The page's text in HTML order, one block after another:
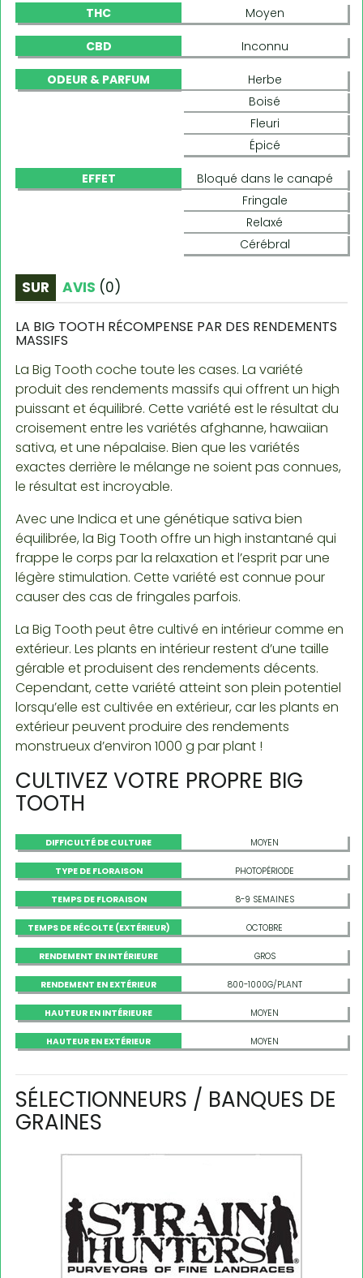
THC Moyen
CBD Inconnu
ODEUR & PARFUM
Herbe
Boisé
Fleuri
Épicé
EFFET
Bloqué dans le canapé
Fringale
Relaxé
Cérébral
SUR AVIS (0)
LA BIG TOOTH RÉCOMPENSE PAR DES RENDEMENTS
MASSIFS
La Big Tooth coche toute les cases. La variété
produit des rendements massifs qui offrent un high
puissant et équilibré. Cette variété est le résultat du
croisement entre les variétés afghanne, hawaiian
sativa, et une népalaise. Bien que les variétés
exactes derrière le mélange ne soient pas connues,
le résultat est incroyable.
Avec une Indica et une génétique sativa bien
équilibrée, la Big Tooth offre un high instantané qui
frappe le corps par la relaxation et l’esprit par une
légère stimulation. Cette variété est connue pour
causer des cas de fringales parfois.
La Big Tooth peut être cultivé en intérieur comme en
extérieur. Les plants en intérieur restent d’une taille
gérable et produisent des rendements décents.
Cependant, cette variété atteint son plein potentiel
lorsqu’elle est cultivée en extérieur, car les plants en
extérieur peuvent produire des rendements
monstrueux d’environ 1000 g par plant !
CULTIVEZ VOTRE PROPRE BIG
TOOTH
DIFFICULTÉ DE CULTURE MOYEN
TYPE DE FLORAISON PHOTOPÉRIODE
TEMPS DE FLORAISON 8-9 SEMAINES
TEMPS DE RÉCOLTE (EXTÉRIEUR) OCTOBRE
RENDEMENT EN INTÉRIEURE GROS
RENDEMENT EN EXTÉRIEUR 800-1000G/PLANT
HAUTEUR EN INTÉRIEURE MOYEN
HAUTEUR EN EXTÉRIEUR MOYEN
SÉLECTIONNEURS / BANQUES DE
GRAINES